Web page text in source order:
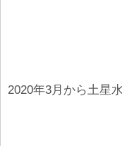
2020年3月から土星